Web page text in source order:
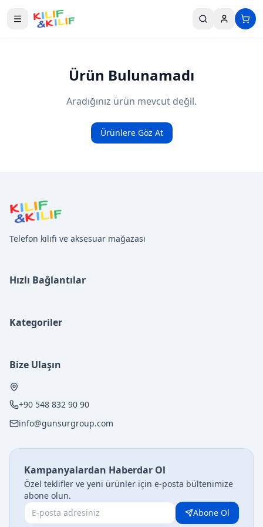
Ürün Bulunamadı
Aradığınız ürün mevcut değil.
Ürünlere Göz At
Telefon kılıfı ve aksesuar mağazası
Hızlı Bağlantılar
Kategoriler
Bize Ulaşın
+90 548 832 90 90
info@gunsurgroup.com
Kampanyalardan Haberdar Ol
Özel teklifler ve yeni ürünler için e-posta bültenimize
abone olun.
Abone Ol